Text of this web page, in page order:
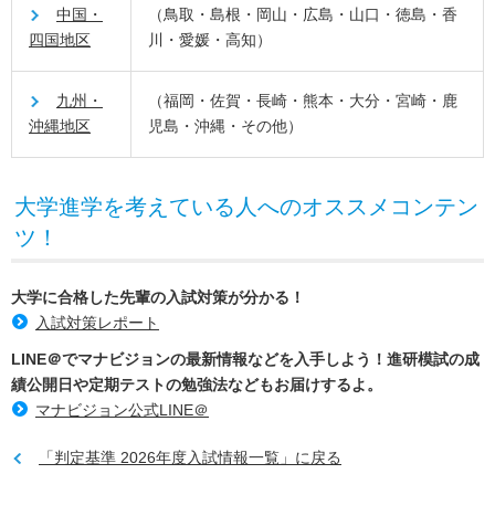
中国・
四国地区
（鳥取・島根・岡山・広島・山口・徳島・香
川・愛媛・高知）
九州・
沖縄地区
（福岡・佐賀・長崎・熊本・大分・宮崎・鹿
児島・沖縄・その他）
大学進学を考えている人へのオススメコンテン
ツ！
大学に合格した先輩の入試対策が分かる！
入試対策レポート
LINE＠でマナビジョンの最新情報などを入手しよう！進研模試の成
績公開日や定期テストの勉強法などもお届けするよ。
マナビジョン公式LINE＠
「判定基準 2026年度入試情報一覧」に戻る